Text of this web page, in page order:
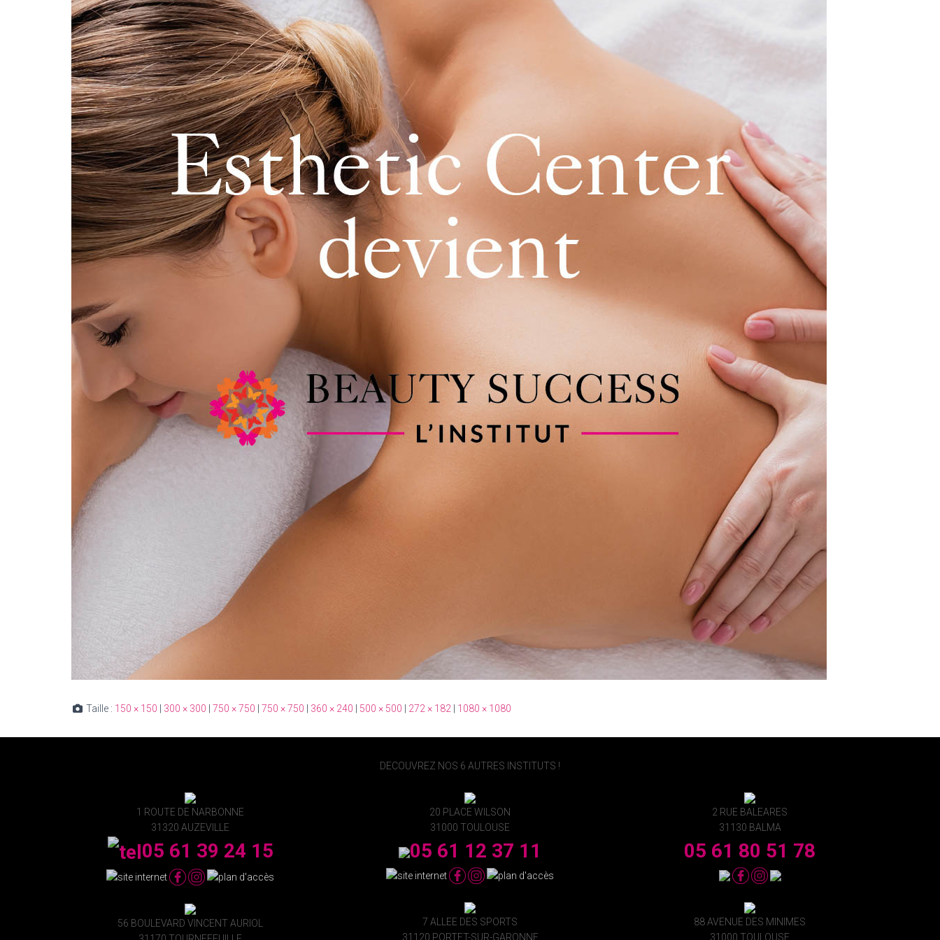
Taille : 150 × 150 300 × 300 750 × 750 750 × 750 360 × 240 500 × 500 272 × 182 1080 × 1080
1 ROUTE DE NARBONNE
31320 AUZEVILLE
05 61 39 24 15
56 BOULEVARD VINCENT AURIOL
DECOUVREZ NOS 6 AUTRES INSTITUTS !
20 PLACE WILSON
31000 TOULOUSE
05 61 12 37 11
7 ALLEE DES SPORTS
31120 PORTET-SUR-GARONNE
2 RUE BALEARES
31130 BALMA
05 61 80 51 78
88 AVENUE DES MINIMES
31000 TOULOUSE